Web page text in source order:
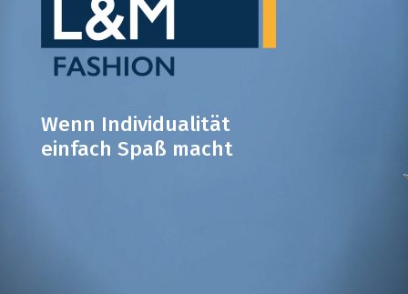
Wenn Individualität
einfach Spaß macht